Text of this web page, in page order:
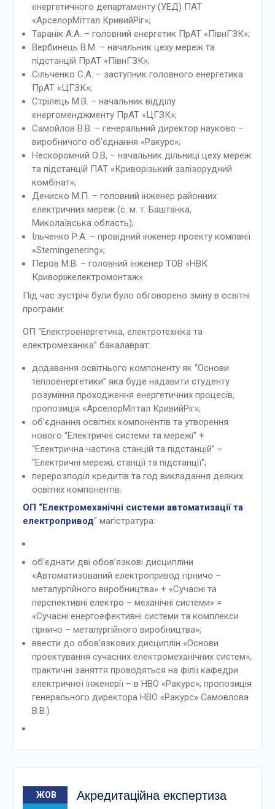
енергетичного департаменту (УЕД) ПАТ
«АрселорМіттал КривийРіг»;
Таранік А.А. – головний енергетик ПрАТ «ПівнГЗК»;
Вербинець В.М. – начальник цеху мереж та
підстанцій ПрАТ «ПівнГЗК»;
Сільченко С.А. – заступник головного енергетика
ПрАТ «ЦГЗК»;
Стрілець М.В. – начальник відділу
енергоменджменту ПрАТ «ЦГЗК»;
Самойлов В.В. – генеральний директор науково –
виробничого об’єднання «Ракурс»;
Нескоромний О.В, – начальник дільниці цеху мереж
та підстанцій ПАТ «Криворізький залізорудний
комбінат»;
Дениско М.П. – головний інженер районних
електричних мереж (с. м. т. Баштанка,
Миколаївська область);
Ільченко Р.А. – провідний інженер проекту компанії
«Stemingenering»;
Перов М.В. – головний інженер ТОВ «НВК
Криворіжелектромонтаж».
Під час зустрічі були було обговорено зміну в освітні
програми:
ОП “Електроенергетика, електротехніка та
електромеханіка” бакалаврат:
додавання освітнього компоненту як “Основи
теплоенергетики” яка буде надавити студенту
розуміння проходження енергетичних процесів,
пропозиція «АрселорМіттал КривийРіг»;
об’єднання освітніх компонентів та утворення
нового “Електричні системи та мережі” +
“Електрична частина станцій та підстанцій” =
“Електричні мережі, станції та підстанції”;
перерозподіл кредитів та год викладання деяких
освітніх компонентів.
ОП “Електромеханічні системи автоматизації та
електропривод” магістратура:
об’єднати дві обов’язкові дисципліни
«Автоматизований електропривод гірничо –
металургійного виробництва» + «Сучасні та
перспективні електро – механічні системи» =
«Сучасні енергоефективні системи та комплекси
гірничо – металургійного виробництва»;
ввести до обов’язкових дисциплін «Основи
проектування сучасних електромеханічних систем»,
практичні заняття проводяться на філії кафедри
електричної інженерії – в НВО «Ракурс»; пропозиція
генерального директора НВО «Ракурс» Самовлова
В.В.).
ЖОВ
Акредитаційна експертиза